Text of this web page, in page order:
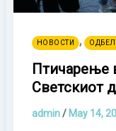
НОВОСТИ ,
Птичарење
Светскиот
admin/ May 14,